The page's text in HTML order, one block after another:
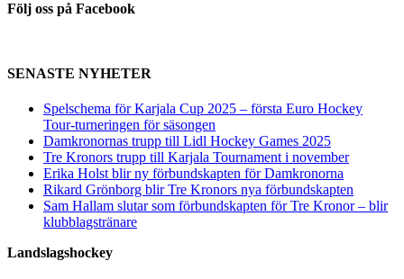
Följ oss på Facebook
SENASTE NYHETER
Spelschema för Karjala Cup 2025 – första Euro Hockey
Tour-turneringen för säsongen
Damkronornas trupp till Lidl Hockey Games 2025
Tre Kronors trupp till Karjala Tournament i november
Erika Holst blir ny förbundskapten för Damkronorna
Rikard Grönborg blir Tre Kronors nya förbundskapten
Sam Hallam slutar som förbundskapten för Tre Kronor – blir
klubblagstränare
Landslagshockey